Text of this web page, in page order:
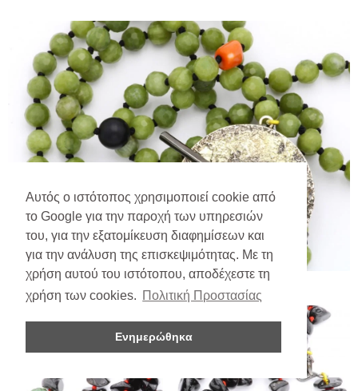
Αυτός ο ιστότοπος χρησιμοποιεί cookie από
το Google για την παροχή των υπηρεσιών
του, για την εξατομίκευση διαφημίσεων και
για την ανάλυση της επισκεψιμότητας. Με τη
χρήση αυτού του ιστότοπου, αποδέχεστε τη
χρήση των cookies. Πολιτική Προστασίας
Ενημερώθηκα